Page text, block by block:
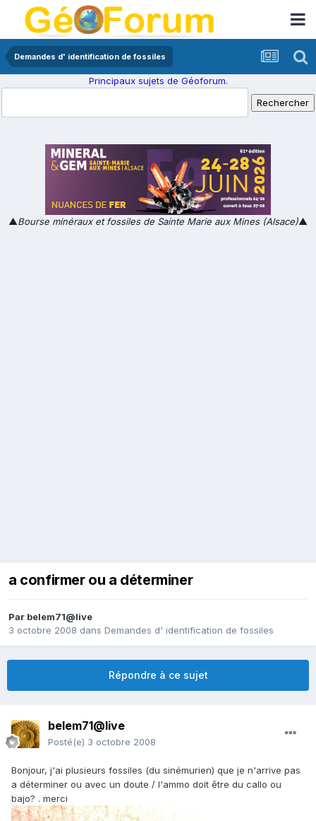
Demandes d' identification de fossiles
Principaux sujets de Géoforum.
▲Bourse minéraux et fossiles de Sainte Marie aux Mines (Alsace)▲
a confirmer ou a déterminer
Par belem71@live
3 octobre 2008 dans Demandes d' identification de fossiles
Répondre à ce sujet
belem71@live
Posté(e) 3 octobre 2008
Bonjour, j'ai plusieurs fossiles (du sinémurien) que je n'arrive pas
a déterminer ou avec un doute / l'ammo doit être du callo ou
bajo? . merci